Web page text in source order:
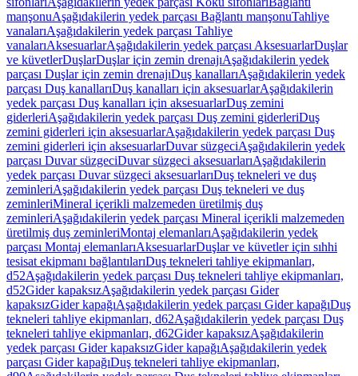
manşonuAşağıdakilerin yedek parçası Bağlantı manşonuTahliye
vanalarıAşağıdakilerin yedek parçası Tahliye
vanalarıAksesuarlarAşağıdakilerin yedek parçası AksesuarlarDuşlar
ve küvetlerDuşlarDuşlar için zemin drenajıAşağıdakilerin yedek
parçası Duşlar için zemin drenajıDuş kanallarıAşağıdakilerin yedek
parçası Duş kanallarıDuş kanalları için aksesuarlarAşağıdakilerin
yedek parçası Duş kanalları için aksesuarlarDuş zemini
giderleriAşağıdakilerin yedek parçası Duş zemini giderleriDuş
zemini giderleri için aksesuarlarAşağıdakilerin yedek parçası Duş
zemini giderleri için aksesuarlarDuvar süzgeciAşağıdakilerin yedek
parçası Duvar süzgeciDuvar süzgeci aksesuarlarıAşağıdakilerin
yedek parçası Duvar süzgeci aksesuarlarıDuş tekneleri ve duş
zeminleriAşağıdakilerin yedek parçası Duş tekneleri ve duş
zeminleriMineral içerikli malzemeden üretilmiş duş
zeminleriAşağıdakilerin yedek parçası Mineral içerikli malzemeden
üretilmiş duş zeminleriMontaj elemanlarıAşağıdakilerin yedek
parçası Montaj elemanlarıAksesuarlarDuşlar ve küvetler için sıhhi
tesisat ekipmanı bağlantılarıDuş tekneleri tahliye ekipmanları,
d52Aşağıdakilerin yedek parçası Duş tekneleri tahliye ekipmanları,
d52Gider kapaksızAşağıdakilerin yedek parçası Gider
kapaksızGider kapağıAşağıdakilerin yedek parçası Gider kapağıDuş
tekneleri tahliye ekipmanları, d62Aşağıdakilerin yedek parçası Duş
tekneleri tahliye ekipmanları, d62Gider kapaksızAşağıdakilerin
yedek parçası Gider kapaksızGider kapağıAşağıdakilerin yedek
parçası Gider kapağıDuş tekneleri tahliye ekipmanları,